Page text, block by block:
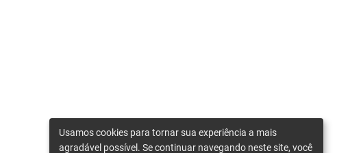
Usamos cookies para tornar sua experiência a mais
agradável possível. Se continuar navegando neste site, você